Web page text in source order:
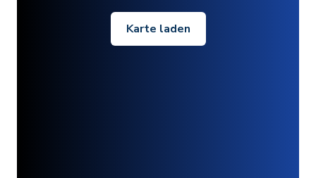
Karte laden